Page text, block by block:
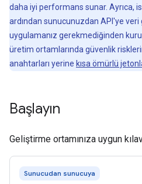
daha iyi performans sunar. Ayrıca,
ardından sunucunuzdan API'ye
uygulamanız gerekmediğinden
üretim ortamlarında güvenlik
anahtarları yerine kısa ömürlü
Başlayın
Geliştirme ortamınıza uygun
Sunucudan sunucuya